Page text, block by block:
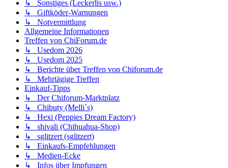
↳ Sonstiges (Leckerlis usw.)
↳ Giftköder-Warnungen
↳ Notvermittlung
Allgemeine Informationen
Treffen von ChiForum.de
↳ Usedom 2026
↳ Usedom 2025
↳ Berichte über Treffen von Chiforum.de
↳ Mehrtägige Treffen
Einkauf-Tipps
↳ Der Chiforum-Marktplatz
↳ Chibuty (Melli´s)
↳ Hexi (Peppies Dream Factory)
↳ shivali (Chihuahua-Shop)
↳ sglitzert (sglitzert)
↳ Einkaufs-Empfehlungen
↳ Medien-Ecke
↳ Infos über Impfungen